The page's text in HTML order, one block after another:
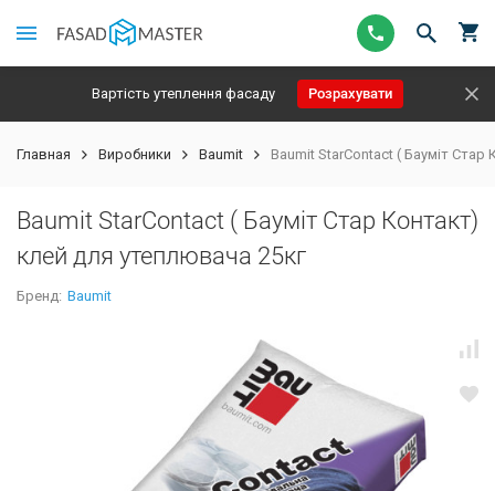
Вартість утеплення фасаду Розрахувати
Главная Виробники Baumit Baumit StarContact ( Бауміт
Baumit StarContact ( Бауміт Стар Контакт)
клей для утеплювача 25кг
Бренд: Baumit